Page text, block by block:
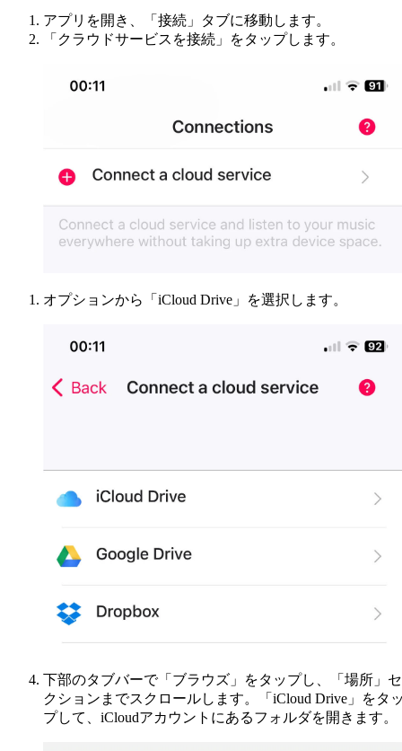
アプリを開き、「接続」タブに移動します。
「クラウドサービスを接続」をタップします。
オプションから「iCloud Drive」を選択します。
下部のタブバーで「ブラウズ」をタップし、「場所」セ
クションまでスクロールします。「iCloud Drive」をタ
プして、iCloudアカウントにあるフォルダを開きます。